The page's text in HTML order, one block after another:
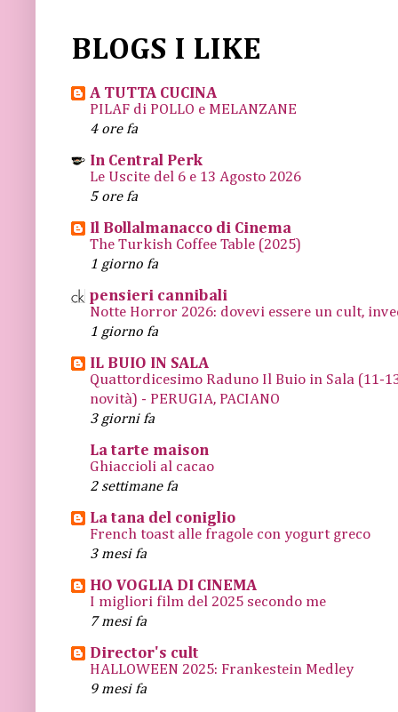
BLOGS I LIKE
A TUTTA CUCINA
PILAF di POLLO e MELANZANE
4 ore fa
In Central Perk
Le Uscite del 6 e 13 Agosto 2026
5 ore fa
Il Bollalmanacco di Cinema
The Turkish Coffee Table (2025)
1 giorno fa
pensieri cannibali
Notte Horror 2026: dovevi essere un cult,
1 giorno fa
IL BUIO IN SALA
Quattordicesimo Raduno Il Buio in Sala (11-
novità) - PERUGIA, PACIANO
3 giorni fa
La tarte maison
Ghiaccioli al cacao
2 settimane fa
La tana del coniglio
French toast alle fragole con yogurt greco
3 mesi fa
HO VOGLIA DI CINEMA
I migliori film del 2025 secondo me
7 mesi fa
Director's cult
HALLOWEEN 2025: Frankestein Medley
9 mesi fa